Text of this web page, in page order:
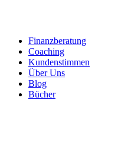
Finanzberatung
Coaching
Kundenstimmen
Über Uns
Blog
Bücher